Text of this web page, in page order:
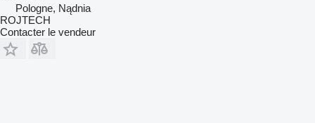
Pologne, Nądnia
ROJTECH
Contacter le vendeur